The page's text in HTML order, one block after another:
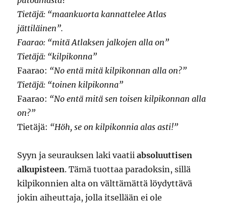
Tietäjä: “maankuorta kannattelee Atlas
jättiläinen”.
Faarao: “mitä Atlaksen jalkojen alla on”
Tietäjä: “kilpikonna”
Faarao: “No entä mitä kilpikonnan alla on?”
Tietäjä: “toinen kilpikonna”
Faarao: “No entä mitä sen toisen kilpikonnan alla
on?”
Tietäjä: “Höh, se on kilpikonnia alas asti!”
Syyn ja seurauksen laki vaatiiabsoluuttisen
alkupisteen. Tämä tuottaa paradoksin, sillä
kilpikonnien alta on välttämättä löydyttävä
jokin aiheuttaja, jolla itsellään ei ole